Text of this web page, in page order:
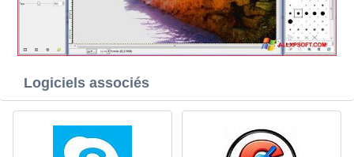
Logiciels associés